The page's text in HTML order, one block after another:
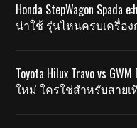
Honda StepWagon Spada
น่าใช้ รุ่นไหนครบเครื่อง
Toyota Hilux Travo vs
ใหม่ ใครใช่สำหรับสายเ